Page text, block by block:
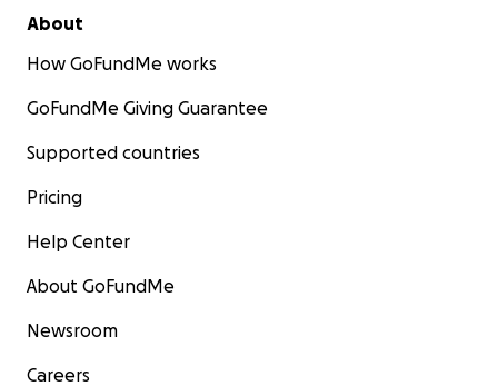
About
How GoFundMe works
GoFundMe Giving Guarantee
Supported countries
Pricing
Help Center
About GoFundMe
Newsroom
Careers